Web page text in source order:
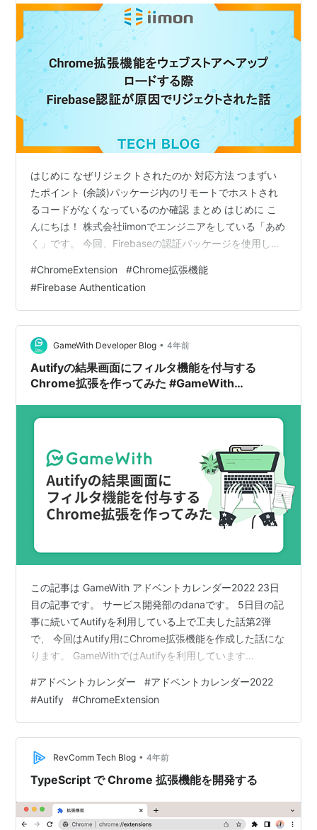
はじめに なぜリジェクトされたのか 対応方法 つまずい
たポイント (余談)パッケージ内のリモートでホストされ
るコードがなくなっているのか確認 まとめ はじめに こ
んにちは！ 株式会社iimonでエンジニアをしている「あめ
く」です。 今回、Firebaseの認証パッケージを使用して
かったためその内容を記載したいと思います。 なぜリジ
ェクトされたのか まずリジェクトされた理由として、
Chrome拡張機能ではセキュリティの強化のためリモート
でホストされる（拡張機能のパッケージに含まれていな
い）ソースコードを読み込んでの実行が許可されていな
いので…
#ChromeExtension #Chrome拡張機能
#Firebase Authentication
GameWith Developer Blog • 4年前
Autifyの結果画面にフィルタ機能を付与する
Chrome拡張を作ってみた #GameWith
この記事は GameWith アドベントカレンダー2022 23日
目の記事です。 サービス開発部のdanaです。 5日目の記
事に続いてAutifyを利用している上で工夫した話第2弾
で、 今回はAutify用にChrome拡張機能を作成した話にな
ります。 GameWithではAutifyを利用しています
操作を録画してテストを作成し、AIを用いたテスト実行
を行ってくれる便利なサービスです。 詳細は前回の記事
をご覧ください。 tech.gamewith.co.jp テスト実行時間
が気になる テスト完了後に通知が来るため気にする必
要…
#アドベントカレンダー #アドベントカレンダー2022
#Autify #ChromeExtension
RevComm Tech Blog • 4年前
TypeScript で Chrome 拡張機能を開発する